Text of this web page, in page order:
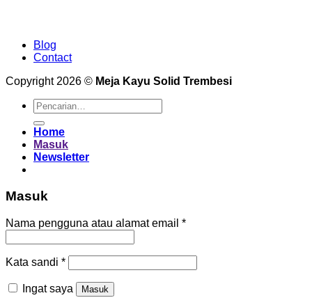
Blog
Contact
Copyright 2026 © Meja Kayu Solid Trembesi
Pencarian
untuk:
Home
Masuk
Newsletter
Masuk
Nama pengguna atau alamat email *Wajib
Kata sandi *Wajib
Ingat saya Masuk